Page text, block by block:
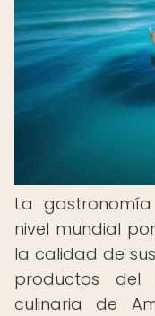
La
nivel mundial
la calidad de
productos
culinaria de